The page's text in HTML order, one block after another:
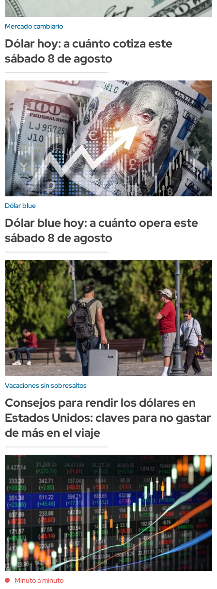
Mercado cambiario
Dólar hoy: a cuánto cotiza este
sábado 8 de agosto
Dólar blue
Dólar blue hoy: a cuánto opera este
sábado 8 de agosto
Vacaciones sin sobresaltos
Consejos para rendir los dólares en
Estados Unidos: claves para no gastar
de más en el viaje
Minuto a minuto